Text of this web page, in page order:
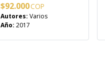
$92.000
Autores: Varios
Año:2017